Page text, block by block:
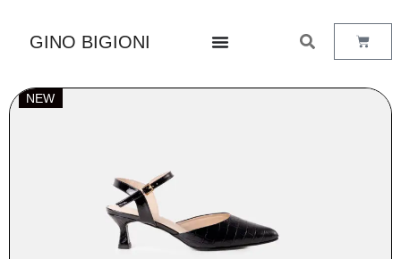
GINO BIGIONI
NEW